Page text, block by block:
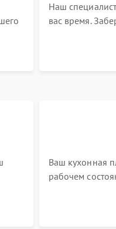
Наш
вас время.
привезет на
Ваш кухонная
рабочем